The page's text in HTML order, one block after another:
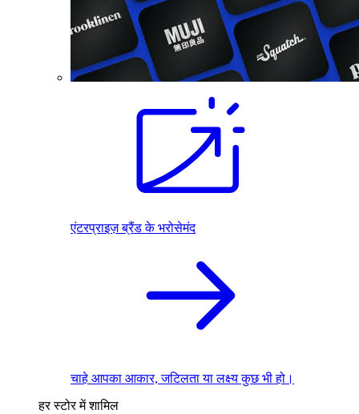
एंटरप्राइज़ ब्रैंड के भरोसेमंद
चाहे आपका आकार, जटिलता या लक्ष्य कुछ भी हो।
हर स्टोर में शामिल